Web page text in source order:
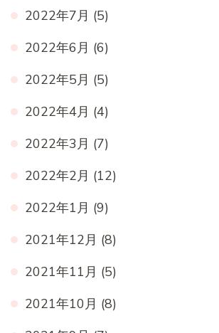
2022年7月 (5)
2022年6月 (6)
2022年5月 (5)
2022年4月 (4)
2022年3月 (7)
2022年2月 (12)
2022年1月 (9)
2021年12月 (8)
2021年11月 (5)
2021年10月 (8)